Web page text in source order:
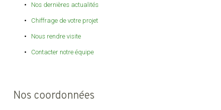
Nos dernières actualités
Chiffrage de votre projet
Nous rendre visite
Contacter notre équipe
Nos coordonnées